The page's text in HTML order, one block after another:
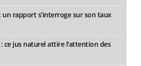
rapport s’interroge sur son taux
: ce jus naturel attire l'attention des